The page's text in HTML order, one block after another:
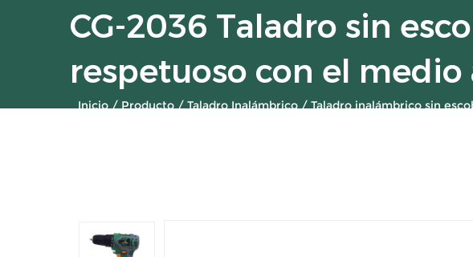
CG-2036 Taladro sin
respetuoso con el
Inicio/Producto/Taladro Inalámbrico/Taladro inalámbrico sin